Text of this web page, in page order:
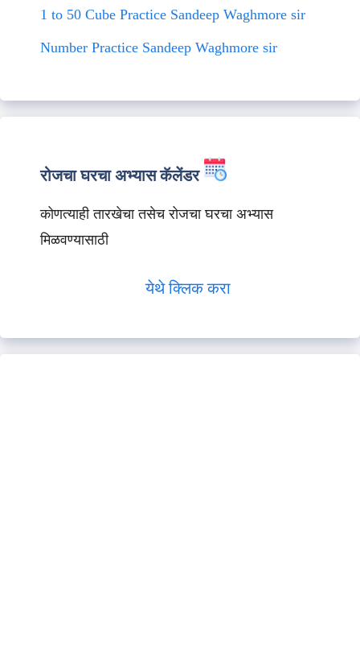
1 to 50 Cube Practice Sandeep Waghmore sir
Number Practice Sandeep Waghmore sir
रोजचा घरचा अभ्यास कॅलेंडर
कोणत्याही तारखेचा तसेच रोजचा घरचा अभ्यास
मिळवण्यासाठी
येथे क्लिक करा